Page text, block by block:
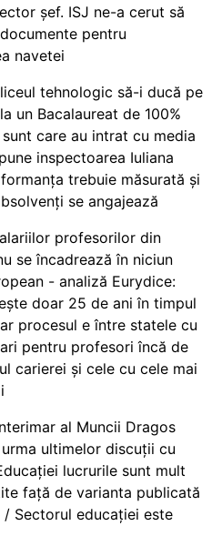
șef. ISJ ne-a cerut să
pentru
navetei
tehnologic să-i ducă pe
un Bacalaureat de 100%
care au intrat cu media
inspectoarea Iuliana
trebuie măsurată și
se angajează
profesorilor din
se încadrează în niciun
- analiză Eurydice:
doar 25 de ani în timpul
procesul e între statele cu
pentru profesori încă de
carierei și cele cu cele mai
al Muncii Dragos
urma ultimelor discuții cu
lucrurile sunt mult
față de varianta publicată
/ Sectorul educației este